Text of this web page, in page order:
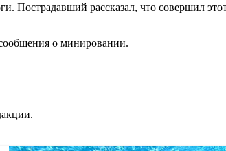
Пострадавший рассказал, что совершил
о минировании.